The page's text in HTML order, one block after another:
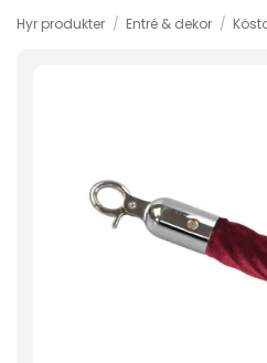
Hyr produkter / Entré & dekor /